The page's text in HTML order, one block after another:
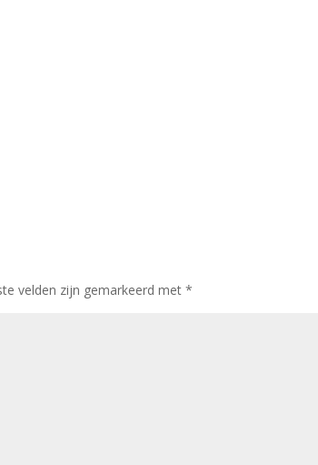
velden zijn gemarkeerd met *